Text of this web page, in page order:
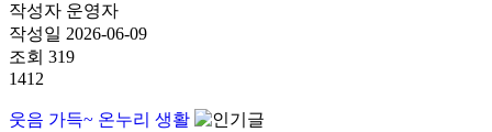
작성자 운영자
작성일 2026-06-09
조회 319
1412
웃음 가득~ 온누리 생활